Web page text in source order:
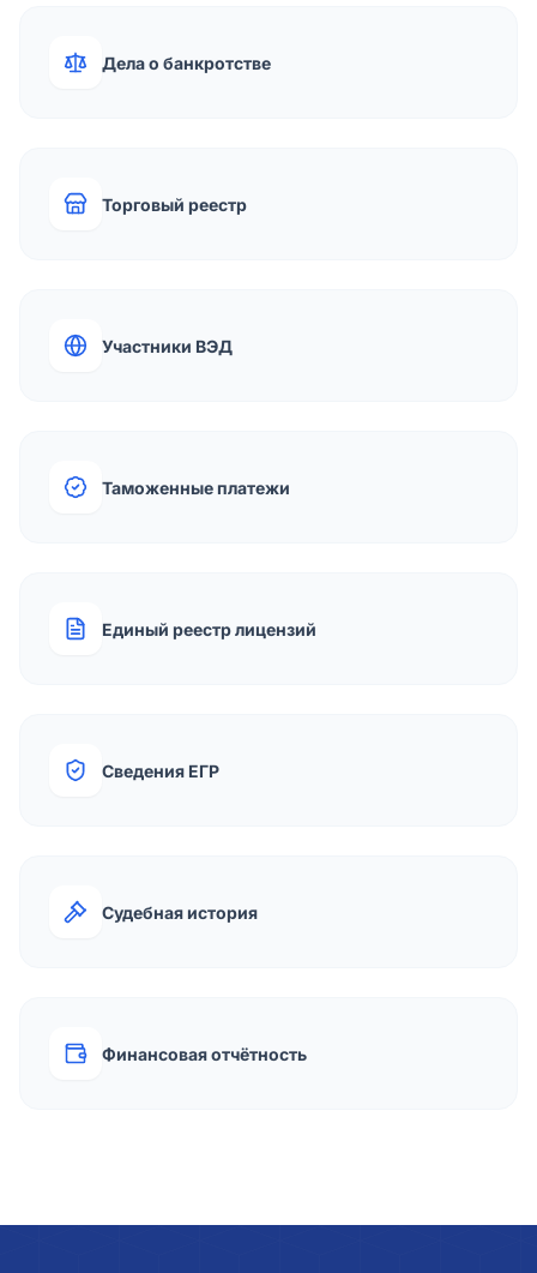
Дела о банкротстве
Торговый реестр
Участники ВЭД
Таможенные платежи
Единый реестр лицензий
Сведения ЕГР
Судебная история
Финансовая отчётность